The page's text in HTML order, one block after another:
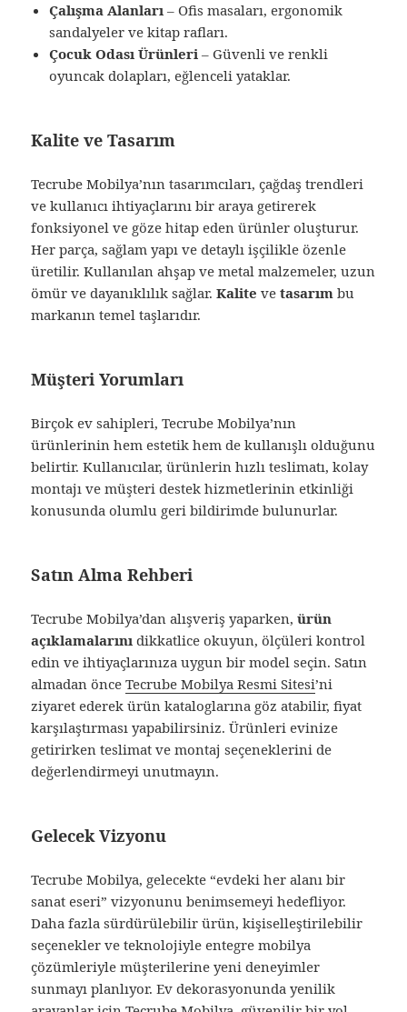
Çalışma Alanları – Ofis masaları, ergonomik
sandalyeler ve kitap rafları.
Çocuk Odası Ürünleri – Güvenli ve renkli
oyuncak dolapları, eğlenceli yataklar.
Kalite ve Tasarım
Tecrube Mobilya’nın tasarımcıları, çağdaş trendleri
ve kullanıcı ihtiyaçlarını bir araya getirerek
fonksiyonel ve göze hitap eden ürünler oluşturur.
Her parça, sağlam yapı ve detaylı işçilikle özenle
üretilir. Kullanılan ahşap ve metal malzemeler, uzun
ömür ve dayanıklılık sağlar.Kalite vetasarım bu
markanın temel taşlarıdır.
Müşteri Yorumları
Birçok ev sahipleri, Tecrube Mobilya’nın
ürünlerinin hem estetik hem de kullanışlı olduğunu
belirtir. Kullanıcılar, ürünlerin hızlı teslimatı, kolay
montajı ve müşteri destek hizmetlerinin etkinliği
konusunda olumlu geri bildirimde bulunurlar.
Satın Alma Rehberi
Tecrube Mobilya’dan alışveriş yaparken,ürün
açıklamalarını dikkatlice okuyun, ölçüleri kontrol
edin ve ihtiyaçlarınıza uygun bir model seçin. Satın
almadan önceTecrube Mobilya Resmi Sitesi’ni
ziyaret ederek ürün kataloglarına göz atabilir, fiyat
karşılaştırması yapabilirsiniz. Ürünleri evinize
getirirken teslimat ve montaj seçeneklerini de
değerlendirmeyi unutmayın.
Gelecek Vizyonu
Tecrube Mobilya, gelecekte “evdeki her alanı bir
sanat eseri” vizyonunu benimsemeyi hedefliyor.
Daha fazla sürdürülebilir ürün, kişiselleştirilebilir
seçenekler ve teknolojiyle entegre mobilya
çözümleriyle müşterilerine yeni deneyimler
sunmayı planlıyor. Ev dekorasyonunda yenilik